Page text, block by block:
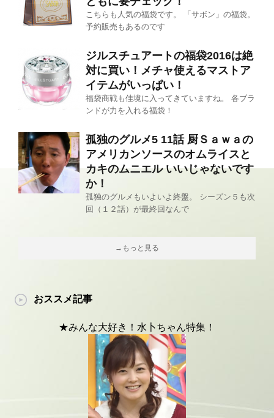
こちらも人気の福袋です。 「サボン」の福袋。
予約販売もあるのです
ジルスチュアートの福袋2016は絶
対に買い！メチャ使えるマストア
イテムがいっぱい！
福袋商戦も佳境に入ってきていますね。 各ブラ
ンドが力を入れる福袋！
孤独のグルメ5 11話 厨Ｓａｗａの
アメリカンソースのオムライスと
カキのムニエル いいじゃないです
か！
孤独のグルメもいよいよ終盤。 シーズン５も次
回（１２話）が最終回なんで
→もっと見る
おススメ記事
★みんな大好き！水卜ちゃん特集！